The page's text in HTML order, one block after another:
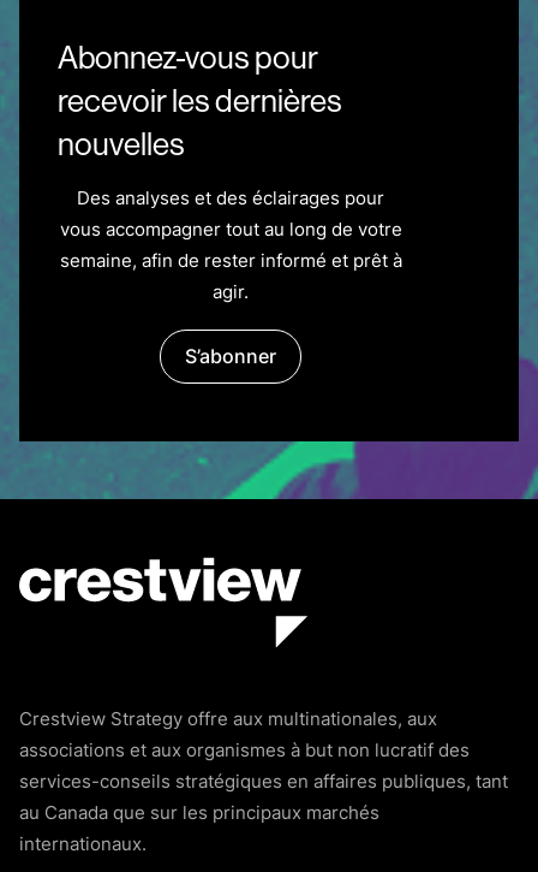
Abonnez-vous pour
recevoir les dernières
nouvelles
Des analyses et des éclairages pour
vous accompagner tout au long de votre
semaine, afin de rester informé et prêt à
agir.
S’abonner
Crestview Strategy offre aux multinationales, aux
associations et aux organismes à but non lucratif des
services-conseils stratégiques en affaires publiques, tant
au Canada que sur les principaux marchés
internationaux.